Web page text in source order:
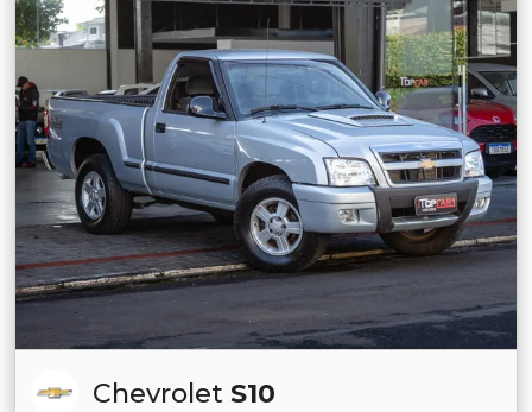
Chevrolet S10